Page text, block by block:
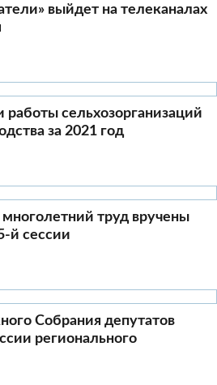
выйдет на телеканалах
сельхозорганизаций
за 2021 год
труд вручены
й сессии
Собрания депутатов
регионального